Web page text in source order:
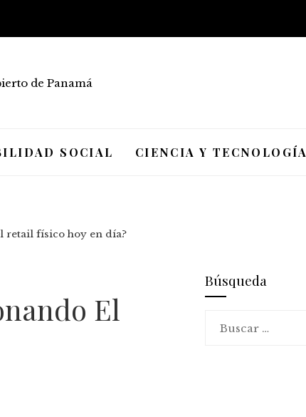
SOCIAL CIENCIA Y TECNOLOGÍA
retail físico hoy en día?
El
Búsqueda